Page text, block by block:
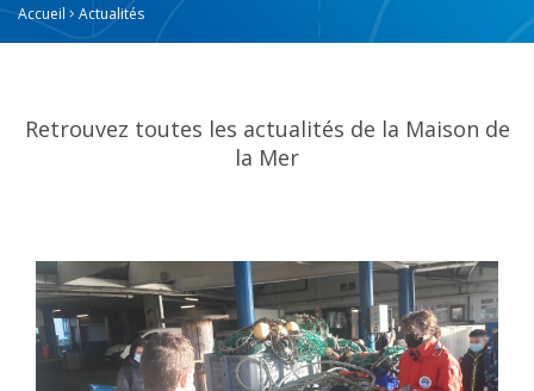
Accueil Actualités
Retrouvez toutes les actualités de la Maison de
la Mer